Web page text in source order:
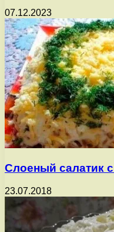
07.12.2023
Слоеный салатик
23.07.2018